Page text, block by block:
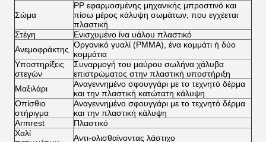
Σώμα
PP εφαρμοσμένης μηχανικής μπροστινό και
πίσω μέρος κάλυψη σωμάτων, που εγχέεται
πλαστική
Στέγη
Ενισχυμένο ίνα υάλου πλαστικό
Ανεμοφράκτης Οργανικό γυαλί (PMMA), ένα κομμάτι ή δύο
κομμάτια
Υποστηρίξεις
στεγών
Συναρμογή του μαύρου σωλήνα χάλυβα
επιστρώματος στην πλαστική υποστήριξη
Μαξιλάρι
Αναγεννημένο σφουγγάρι με το τεχνητό δέρμα
και την πλαστική κατώτατη κάλυψη
Οπίσθιο
στήριγμα
Αναγεννημένο σφουγγάρι με το τεχνητό δέρμα
και την πλαστική κάλυψη
Armrest
Πλαστικό
Χαλί
Αντι-ολισθαίνοντας λάστιχο